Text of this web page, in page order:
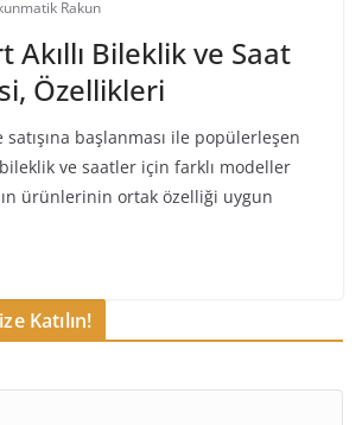
Rakun
Akıllı Bileklik ve Saat
Özellikleri
satışına başlanması ile popülerleşen
bileklik ve saatler için farklı modeller
ürünlerinin ortak özelliği uygun
Katılın!